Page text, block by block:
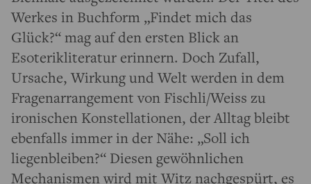
Werkes in Buchform „Findet mich das
Glück?“ mag auf den ersten Blick an
Esoterikliteratur erinnern. Doch Zufall,
Ursache, Wirkung und Welt werden in dem
Fragenarrangement von Fischli/Weiss zu
ironischen Konstellationen, der Alltag bleibt
ebenfalls immer in der Nähe: „Soll ich
liegenbleiben?“ Diesen gewöhnlichen
Mechanismen wird mit Witz nachgespürt, es